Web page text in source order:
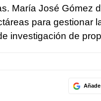
María José Gómez
para gestionar
investigación de